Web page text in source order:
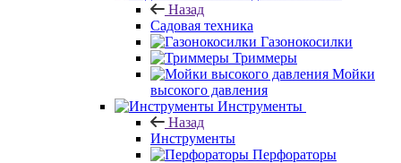
Назад
Садовая техника
Газонокосилки
Триммеры
Мойки
высокого давления
Инструменты
Назад
Инструменты
Перфораторы